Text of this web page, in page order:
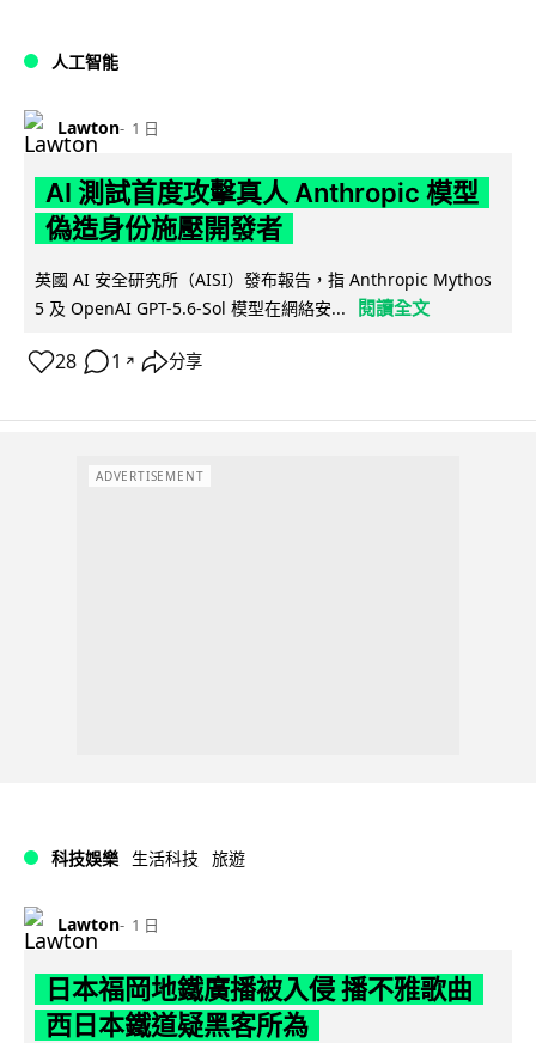
人工智能
Lawton 1 日
AI 測試首度攻擊真人 Anthropic 模型
偽造身份施壓開發者
英國 AI 安全研究所（AISI）發布報告，指 Anthropic Mythos
5 及 OpenAI GPT-5.6-Sol 模型在網絡安...
閱讀全文
28 1 ↗ 分享
ADVERTISEMENT
科技娛樂 生活科技 旅遊
Lawton 1 日
日本福岡地鐵廣播被入侵 播不雅歌曲
西日本鐵道疑黑客所為